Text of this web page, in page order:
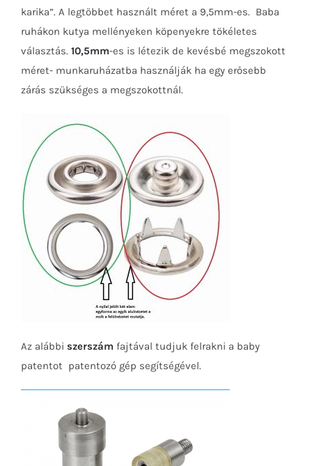
karika”. A legtöbbet használt méret a 9,5mm-es. Baba
ruhákon kutya mellényeken köpenyekre tökéletes
választás. 10,5mm-es is létezik de kevésbé megszokott
méret- munkaruházatba használják ha egy erősebb
zárás szükséges a megszokottnál.
Az alábbi szerszám fajtával tudjuk felrakni a baby
patentot patentozó gép segítségével.